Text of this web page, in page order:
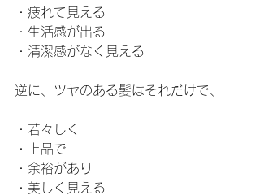
・疲れて見える
・生活感が出る
・清潔感がなく見える
逆に、ツヤのある髪はそれだけで、
・若々しく
・上品で
・余裕があり
・美しく見える